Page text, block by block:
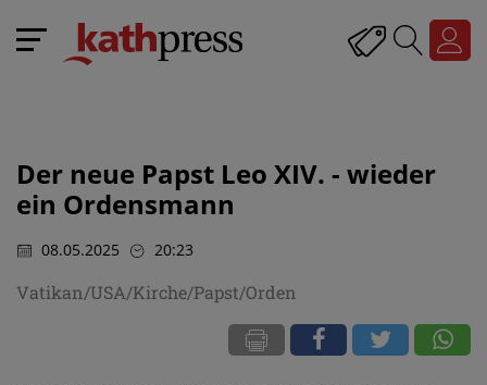
Der neue Papst Leo XIV. - wieder
ein Ordensmann
08.05.2025 20:23
Vatikan/USA/Kirche/Papst/Orden